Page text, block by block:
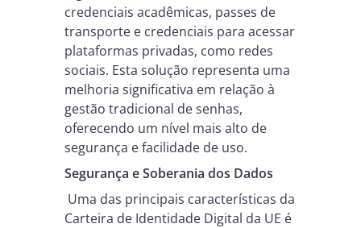
credenciais acadêmicas, passes de
transporte e credenciais para acessar
plataformas privadas, como redes
sociais. Esta solução representa uma
melhoria significativa em relação à
gestão tradicional de senhas,
oferecendo um nível mais alto de
segurança e facilidade de uso.
Segurança e Soberania dos Dados
Uma das principais características da
Carteira de Identidade Digital da UE é